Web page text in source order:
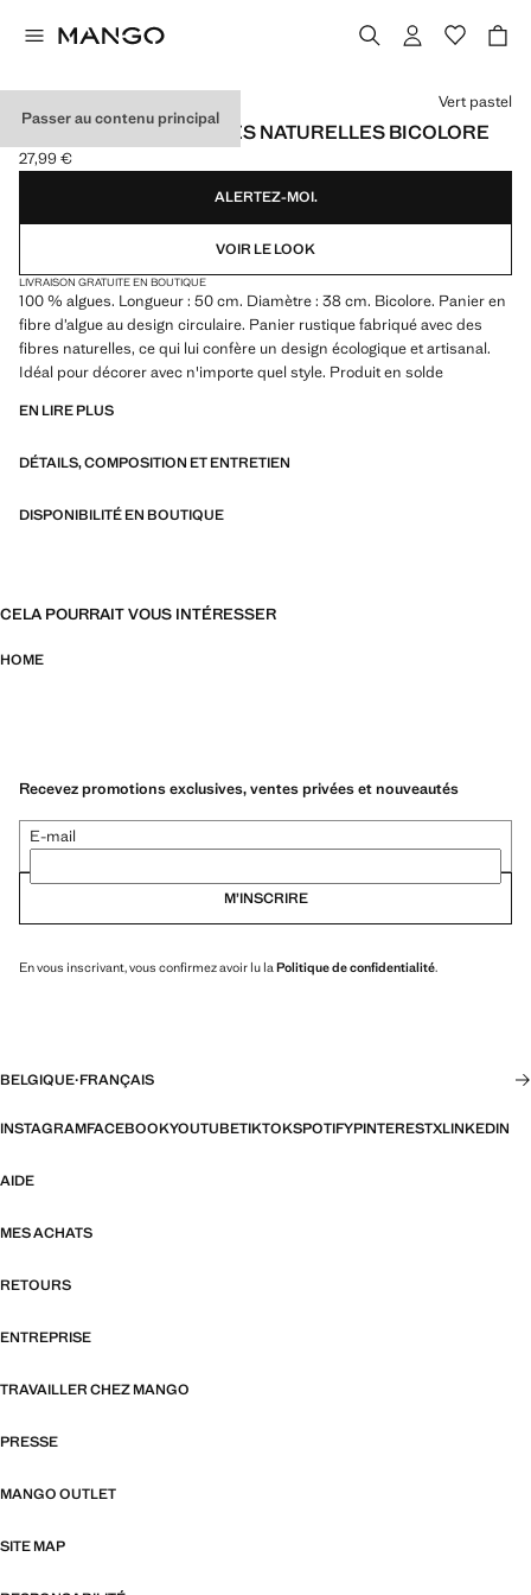
Passer au contenu principal
PANIER LONG EN FIBRES NATURELLES BICOLORE
Prix actuel [27,99 € ]
27,99 €
Choisissez une couleur
Vert pastel
ALERTEZ-MOI.
VOIR LE LOOK
LIVRAISON GRATUITE EN BOUTIQUE
100 % algues. Longueur : 50 cm. Diamètre : 38 cm. Bicolore. Panier en
fibre d’algue au design circulaire. Panier rustique fabriqué avec des
fibres naturelles, ce qui lui confère un design écologique et artisanal.
Idéal pour décorer avec n'importe quel style. Produit en solde
EN LIRE PLUS
DÉTAILS, COMPOSITION ET ENTRETIEN
DISPONIBILITÉ EN BOUTIQUE
CELA POURRAIT VOUS INTÉRESSER
HOME
Recevez promotions exclusives, ventes privées et nouveautés
E-mail
M’INSCRIRE
En vous inscrivant, vous confirmez avoir lu la Politique de confidentialité.
BELGIQUE·FRANÇAIS
INSTAGRAMFACEBOOKYOUTUBETIKTOKSPOTIFYPINTERESTXLINKEDIN
AIDE
MES ACHATS
RETOURS
ENTREPRISE
TRAVAILLER CHEZ MANGO
PRESSE
MANGO OUTLET
SITE MAP